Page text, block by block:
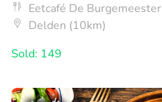
Eetcafé De Burgemeester
Delden (10km)
Sold: 149